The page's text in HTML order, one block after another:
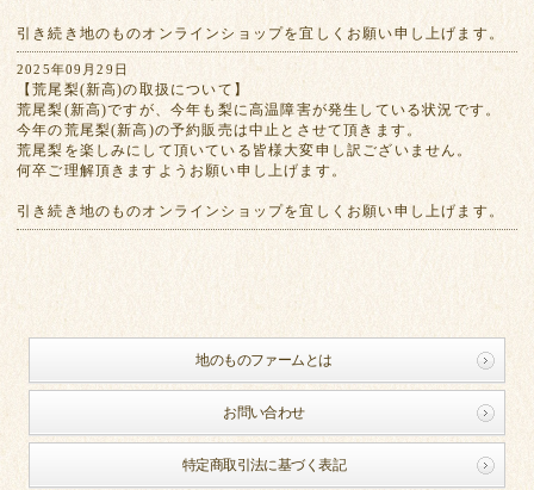
引き続き地のものオンラインショップを宜しくお願い申し上げます。
2025年09月29日
【荒尾梨(新高)の取扱について】
荒尾梨(新高)ですが、今年も梨に高温障害が発生している状況です。
今年の荒尾梨(新高)の予約販売は中止とさせて頂きます。
荒尾梨を楽しみにして頂いている皆様大変申し訳ございません。
何卒ご理解頂きますようお願い申し上げます。
引き続き地のものオンラインショップを宜しくお願い申し上げます。
地のものファームとは
お問い合わせ
特定商取引法に基づく表記